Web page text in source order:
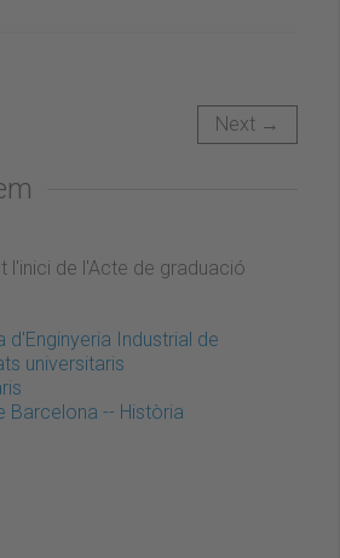
Next →
l'inici de l'Acte de graduació
d'Enginyeria Industrial de
universitaris
Barcelona -- Història